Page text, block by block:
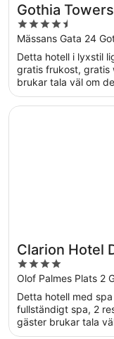
Gothia
4.5
out
of
5
Mässans Gata 24
Detta hotell i lyxstil
gratis frukost, gratis
brukar tala väl om
Clarion Hotel
4
out
of
5
Olof Palmes Plats 2
Detta hotell med
fullständigt spa, 2
gäster brukar tala
Öppnas i ett nytt
Clarion Hotel Draken